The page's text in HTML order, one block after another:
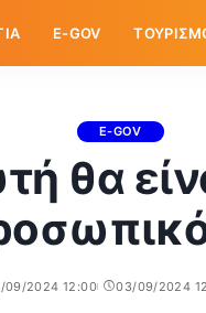
E-GOV
E-GOV
θα
09/2024 12:00 03/09/2024